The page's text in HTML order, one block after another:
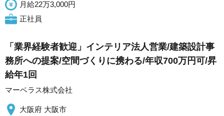
月給22万3,000円
正社員
「業界経験者歓迎」インテリア法人営業/建築設計事
務所への提案/空間づくりに携わる/年収700万円可/昇
給年1回
マーベラス株式会社
大阪府 大阪市